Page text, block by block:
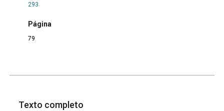
293
Página
79
Texto completo